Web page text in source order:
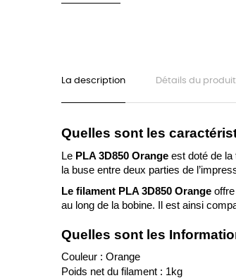
La description Détails du produit
Quelles sont les
Le PLA 3D850 Orange est doté de
la buse entre deux parties de
Le filament PLA 3D850 Orange
au long de la bobine. Il est ainsi
Quelles sont les
Couleur : Orange
Poids net du filament : 1kg